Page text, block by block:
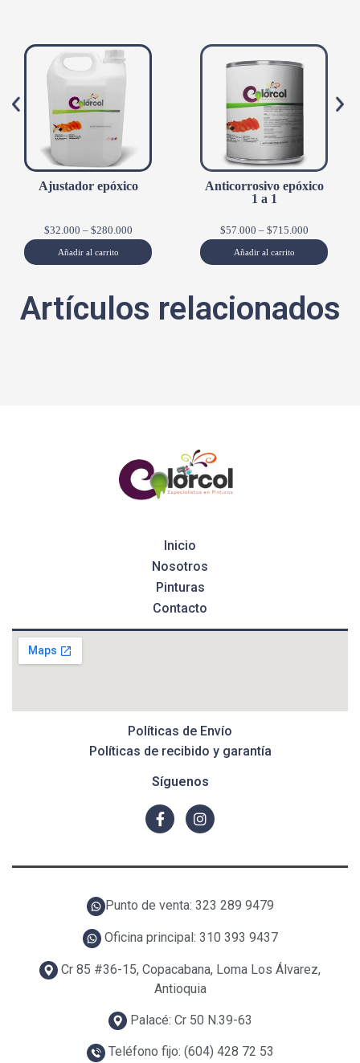
Artículos relacionados
Ajustador epóxico
$32.000 – $280.000
Añadir al carrito
Anticorrosivo epóxico
1 a 1
$57.000 – $715.000
Añadir al carrito
Inicio
Nosotros
Pinturas
Contacto
Políticas de Envío
Políticas de recibido y garantía
Síguenos
Punto de venta: 323 289 9479
Oficina principal: 310 393 9437
Cr 85 #36-15, Copacabana, Loma Los Álvarez,
Antioquia
Palacé: Cr 50 N.39-63
Teléfono fijo: (604) 428 72 53